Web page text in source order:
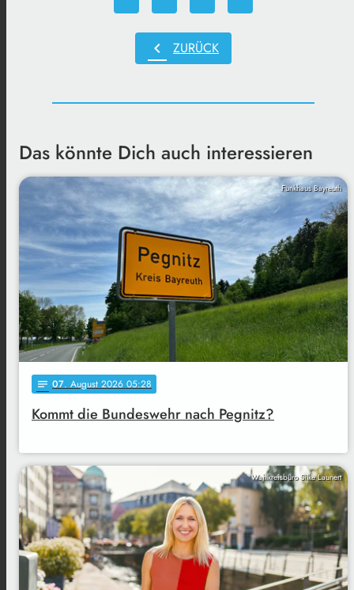
chevron_left ZURÜCK
Das könnte Dich auch interessieren
Funkhaus Bayreuth
notes 07. August 2026 05:28
Kommt die Bundeswehr nach Pegnitz?
Wahlkreisbüro Silke Launert